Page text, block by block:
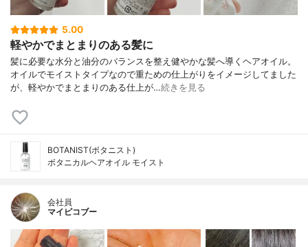
5.00
軽やかでまとまりのある髪に
髪に必要な水分と油分のバランスを整え健やかな髪へ導くヘアオイル。
オイルでモイストタイプなので重ための仕上がりをイメージしてました
が、軽やかでまとまりのある仕上が…続きを見る
BOTANIST(ボタニスト)
ボタニカルヘアオイル モイスト
会社員
マイピコブー